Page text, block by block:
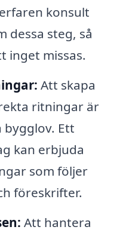
konsult
dessa steg, så
inget missas.
Att skapa
ritningar är
Ett
kan erbjuda
som följer
föreskrifter.
Att hantera